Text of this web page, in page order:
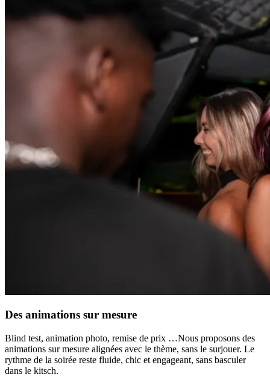
Des animations sur mesure
Blind test, animation photo, remise de prix …Nous proposons des
animations sur mesure alignées avec le thème, sans le surjouer. Le
rythme de la soirée reste fluide, chic et engageant, sans basculer
dans le kitsch.